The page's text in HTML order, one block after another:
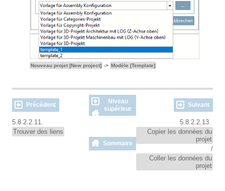
Nouveau projet [New project] -> Modèle [Template]
Précédent
Niveau
supérieur
Suivant
5.8.2.2.11.
Trouver des liens
Sommaire
5.8.2.2.13.
Copier les données du
projet
/
Coller les données du
projet